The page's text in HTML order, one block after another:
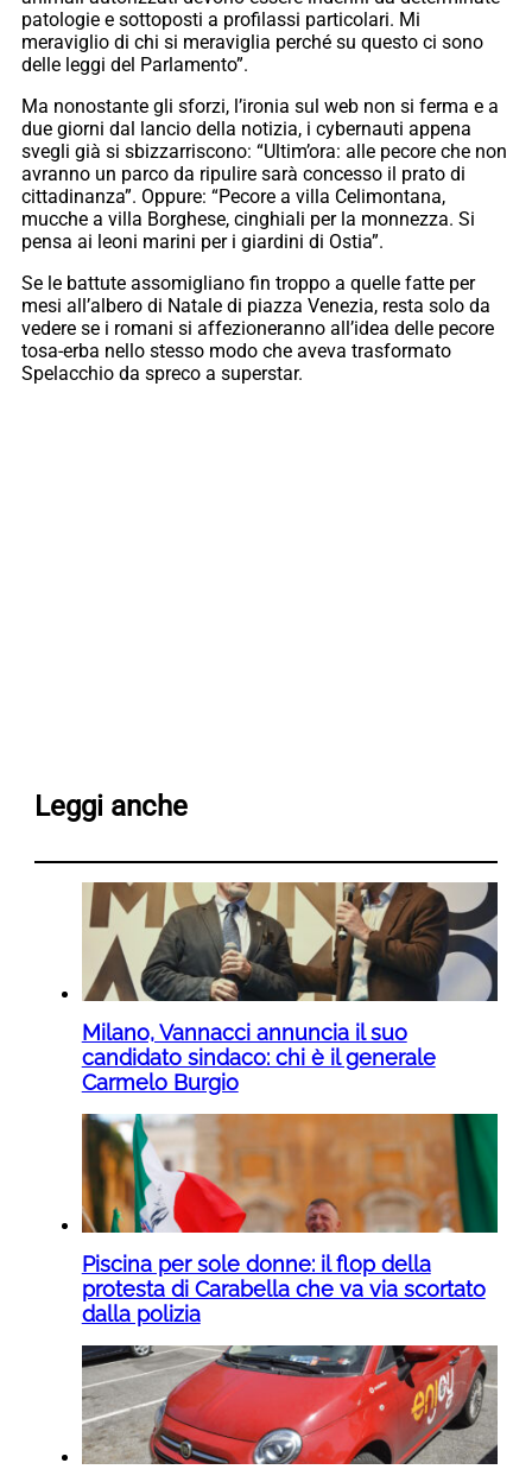
patologie e sottoposti a profilassi particolari. Mi
meraviglio di chi si meraviglia perché su questo ci sono
delle leggi del Parlamento”.
Ma nonostante gli sforzi, l’ironia sul web non si ferma e a
due giorni dal lancio della notizia, i cybernauti appena
svegli già si sbizzarriscono: “Ultim’ora: alle pecore che non
avranno un parco da ripulire sarà concesso il prato di
cittadinanza”. Oppure: “Pecore a villa Celimontana,
mucche a villa Borghese, cinghiali per la monnezza. Si
pensa ai leoni marini per i giardini di Ostia”.
Se le battute assomigliano fin troppo a quelle fatte per
mesi all’albero di Natale di piazza Venezia, resta solo da
vedere se i romani si affezioneranno all’idea delle pecore
tosa-erba nello stesso modo che aveva trasformato
Spelacchio da spreco a superstar.
Leggi anche
Milano, Vannacci annuncia il suo
candidato sindaco: chi è il generale
Carmelo Burgio
Piscina per sole donne: il flop della
protesta di Carabella che va via scortato
dalla polizia